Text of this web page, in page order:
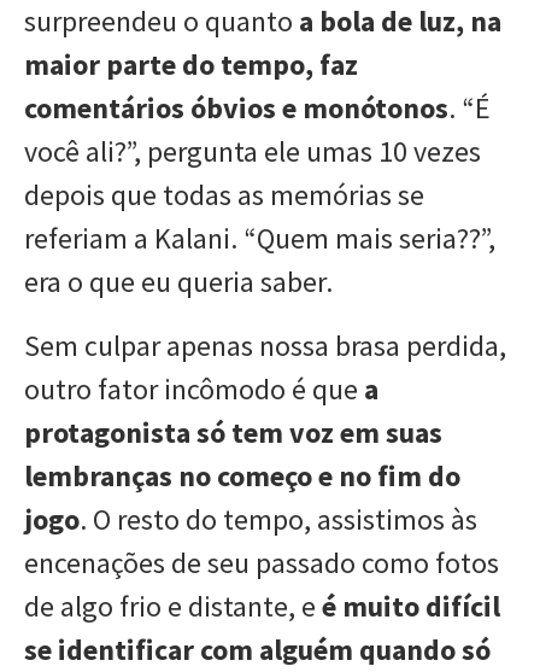
surpreendeu o quanto a bola de luz, na
maior parte do tempo, faz
comentários óbvios e monótonos. “É
você ali?”, pergunta ele umas 10 vezes
depois que todas as memórias se
referiam a Kalani. “Quem mais seria??”,
era o que eu queria saber.
Sem culpar apenas nossa brasa perdida,
outro fator incômodo é que a
protagonista só tem voz em suas
lembranças no começo e no fim do
jogo. O resto do tempo, assistimos às
encenações de seu passado como fotos
de algo frio e distante, eé muito difícil
se identificar com alguém quando só